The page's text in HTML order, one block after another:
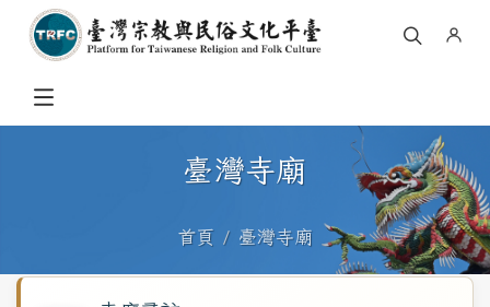
臺灣寺廟
首頁 臺灣寺廟